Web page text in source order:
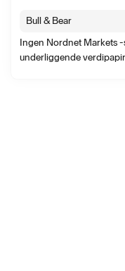
Bull & Bear
Ingen Nordnet Markets
underliggende